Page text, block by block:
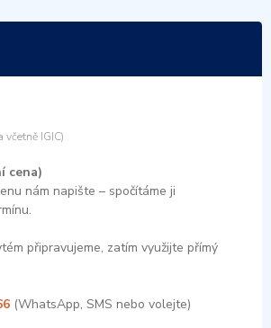
včetně IGIC)
cena)
nám napište – spočítáme ji
připravujeme, zatím využijte přímý
(WhatsApp, SMS nebo volejte)